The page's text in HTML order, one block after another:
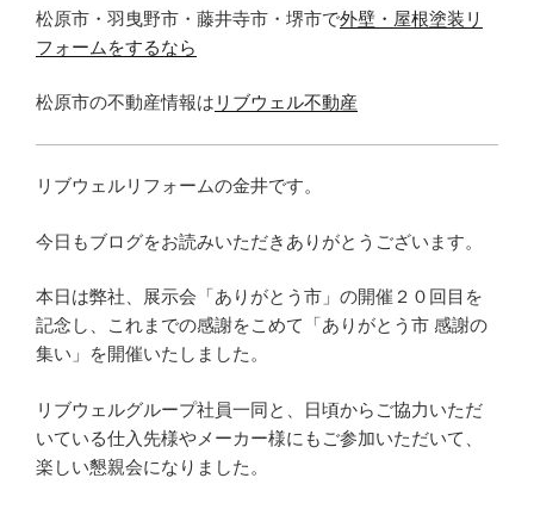
松原市・羽曳野市・藤井寺市・堺市で外壁・屋根塗装リ
フォームをするなら
松原市の不動産情報は リブウェル不動産
リブウェルリフォームの金井です。
今日もブログをお読みいただきありがとうございます。
本日は弊社、展示会「ありがとう市」の開催２０回目を
記念し、これまでの感謝をこめて「ありがとう市 感謝の
集い」を開催いたしました。
リブウェルグループ社員一同と、日頃からご協力いただ
いている仕入先様やメーカー様にもご参加いただいて、
楽しい懇親会になりました。